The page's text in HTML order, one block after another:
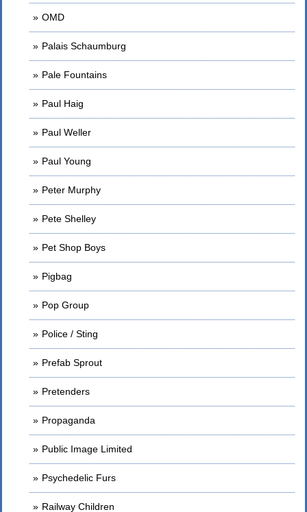
OMD
Palais Schaumburg
Pale Fountains
Paul Haig
Paul Weller
Paul Young
Peter Murphy
Pete Shelley
Pet Shop Boys
Pigbag
Pop Group
Police / Sting
Prefab Sprout
Pretenders
Propaganda
Public Image Limited
Psychedelic Furs
Railway Children